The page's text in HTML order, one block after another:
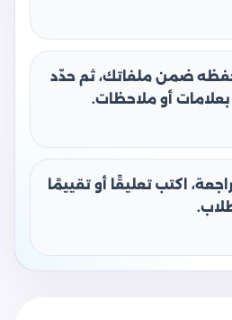
ضمن ملفاتك، ثم حدّد
بعلامات أو ملاحظات.
اكتب تعليقًا أو تقييمًا